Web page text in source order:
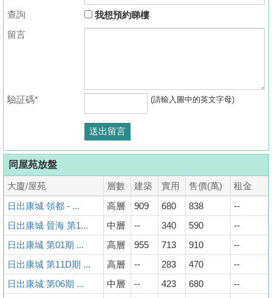
查詢
我想預約睇樓
留言
驗証碼* (請輸入圖中的英文字母)
同屋苑放盤
大廈/屋苑 層數 建築 實用 售價(萬)
租金
日出康城 領都 - ...
高層 909 680 838
--
日出康城 晉海 第1...
中層 -- 340 590
--
日出康城 第01期 ...
高層 955 713 910
--
日出康城 第11D期 ...
高層 -- 283 470
--
日出康城 第06期 ...
中層 -- 423 680 --